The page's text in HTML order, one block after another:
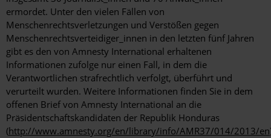
ermordet. Unter den vielen Fällen von
Menschenrechtsverletzungen und Verstößen gegen
Menschenrechtsverteidiger_innen in den letzten fünf Jahren
gibt es den von Amnesty International erhaltenen
Informationen zufolge nur einen Fall, in dem die
Verantwortlichen strafrechtlich verfolgt, überführt und
verurteilt wurden. Weitere Informationen finden Sie in dem
offenen Brief von Amnesty International an die
Präsidentschaftskandidaten der Republik Honduras
(http://www.amnesty.org/en/library/info/AMR37/014/2013/en